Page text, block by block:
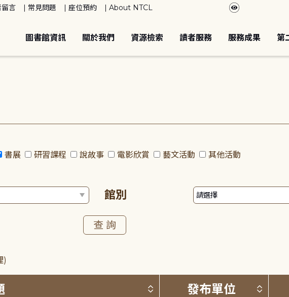
言 常見問題 座位預約 About NTCL
圖書館資訊 關於我們 資源檢索 讀者服務 服務成果 第
書展 研習課程 說故事 電影欣賞 藝文活動 其他活動
館別
)
按標題排序 (升降冪)
發布單位 按發